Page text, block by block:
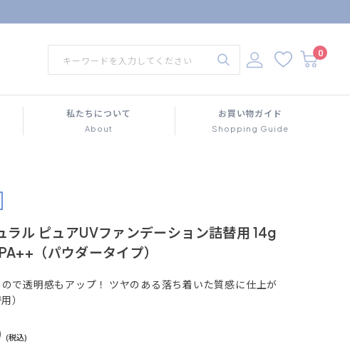
0
私たちについて
About
お買い物ガイド
Shopping Guide
ラル ピュアUVファンデーション詰替用 14g
（パウダータイプ）
で透明感もアップ！ ツヤのある落ち着いた質感に仕上が
）
(税込)